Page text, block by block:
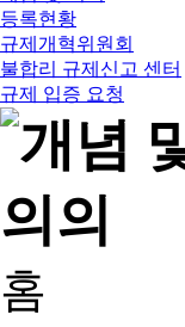
등록현황
규제개혁위원회
불합리 규제신고 센터
규제 입증 요청
홈